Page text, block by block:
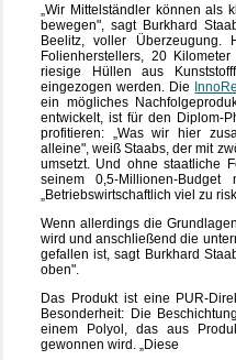
„Wir Mittelständler können
bewegen", sagt Burkhard
Beelitz, voller Überzeugung.
Folienherstellers, 20
riesige Hüllen aus
eingezogen werden. Die
ein mögliches
entwickelt, ist für den Diplom-
profitieren: „Was wir hier
alleine", weiß Staabs, der mit
umsetzt. Und ohne staatliche
seinem 0,5-Millionen-
„Betriebswirtschaftlich viel zu
Wenn allerdings die
wird und anschließend die
gefallen ist, sagt Burkhard
oben".
Das Produkt ist eine PUR-
Besonderheit: Die
einem Polyol, das aus
gewonnen wird. „Diese